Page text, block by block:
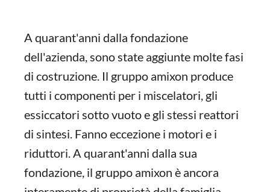
A quarant'anni dalla fondazione
dell'azienda, sono state aggiunte molte fasi
di costruzione. Il gruppo amixon produce
tutti i componenti per i miscelatori, gli
essiccatori sotto vuoto e gli stessi reattori
di sintesi. Fanno eccezione i motori e i
riduttori. A quarant'anni dalla sua
fondazione, il gruppo amixon è ancora